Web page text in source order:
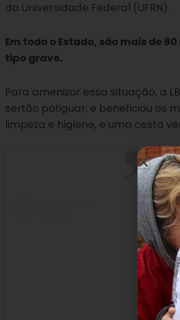
da Universidade Federal (UFRN).
Em todo o Estado, são mais de
tipo grave.
Para amenizar essa situação, a
sertão potiguar, e beneficiou os
limpeza e higiene, e uma cesta